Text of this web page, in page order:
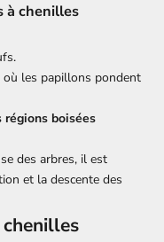
à chenilles
où les papillons pondent
boisées
des arbres, il est
et la descente des